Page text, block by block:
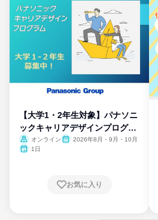
【大学1・2年生対象】パナソニ
ックキャリアデザインプログラ
ム
オンライン
2026年8月・9月・10月
1日
お気に入り